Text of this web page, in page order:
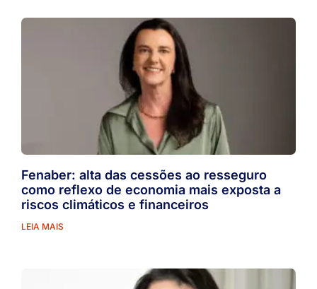
Fenaber: alta das cessões ao resseguro
como reflexo de economia mais exposta a
riscos climáticos e financeiros
LEIA MAIS